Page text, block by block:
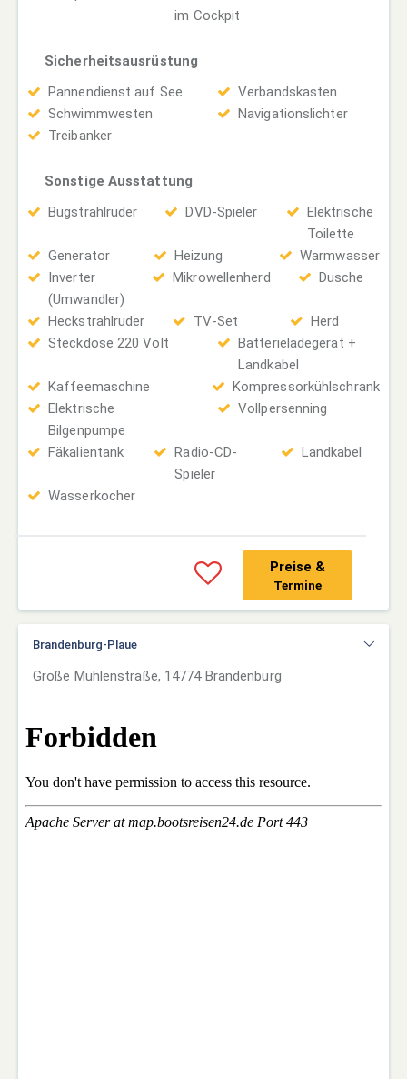
im Cockpit
Sicherheitsausrüstung
Pannendienst auf See
Verbandskasten
Schwimmwesten
Navigationslichter
Treibanker
Sonstige Ausstattung
Bugstrahlruder
DVD-Spieler
Elektrische
Toilette
Generator
Heizung
Warmwasser
Inverter
(Umwandler)
Mikrowellenherd Dusche
Heckstrahlruder TV-Set
Herd
Steckdose 220 Volt
Batterieladegerät +
Landkabel
Kaffeemaschine
Kompressorkühlschrank
Elektrische
Bilgenpumpe
Vollpersenning
Fäkalientank
Radio-CD-
Spieler
Landkabel
Wasserkocher
Preise &
Termine
Brandenburg-Plaue
Große Mühlenstraße, 14774 Brandenburg